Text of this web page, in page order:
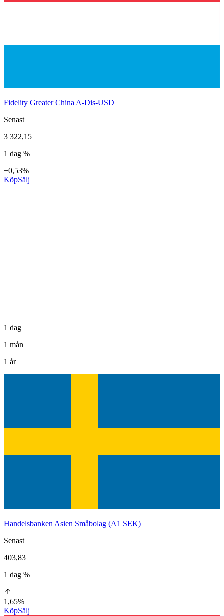
Fidelity Greater China A-Dis-USD
Senast
3 322,15
1 dag %
−0,53%
KöpSälj
1 dag
1 mån
1 år
Handelsbanken Asien Småbolag (A1 SEK)
Senast
403,83
1 dag %
1,65%
KöpSälj